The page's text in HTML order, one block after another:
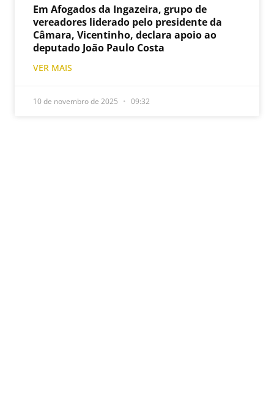
Em Afogados da Ingazeira, grupo de
vereadores liderado pelo presidente da
Câmara, Vicentinho, declara apoio ao
deputado João Paulo Costa
VER MAIS
10 de novembro de 2025 09:32